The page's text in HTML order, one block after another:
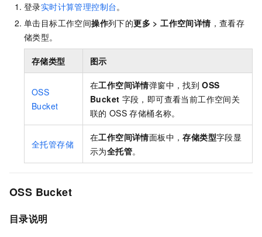
登录实时计算管理控制台。
单击目标工作空间操作列下的更多 >工作空间详情，查看存
储类型。
存储类型 图示
OSS
Bucket
在工作空间详情弹窗中，找到 OSS
Bucket 字段，即可查看当前工作空间关
联的 OSS 存储桶名称。
全托管存储
在工作空间详情面板中，存储类型字段显
示为全托管。
OSS Bucket
目录说明